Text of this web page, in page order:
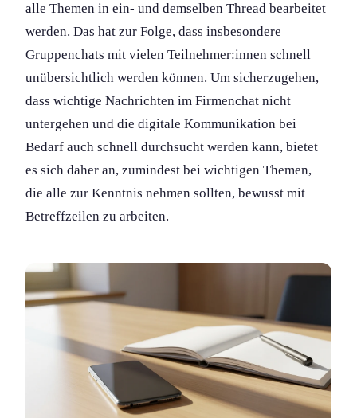
alle Themen in ein- und demselben Thread bearbeitet
werden. Das hat zur Folge, dass insbesondere
Gruppenchats mit vielen Teilnehmer:innen schnell
unübersichtlich werden können. Um sicherzugehen,
dass wichtige Nachrichten im Firmenchat nicht
untergehen und die digitale Kommunikation bei
Bedarf auch schnell durchsucht werden kann, bietet
es sich daher an, zumindest bei wichtigen Themen,
die alle zur Kenntnis nehmen sollten, bewusst mit
Betreffzeilen zu arbeiten.